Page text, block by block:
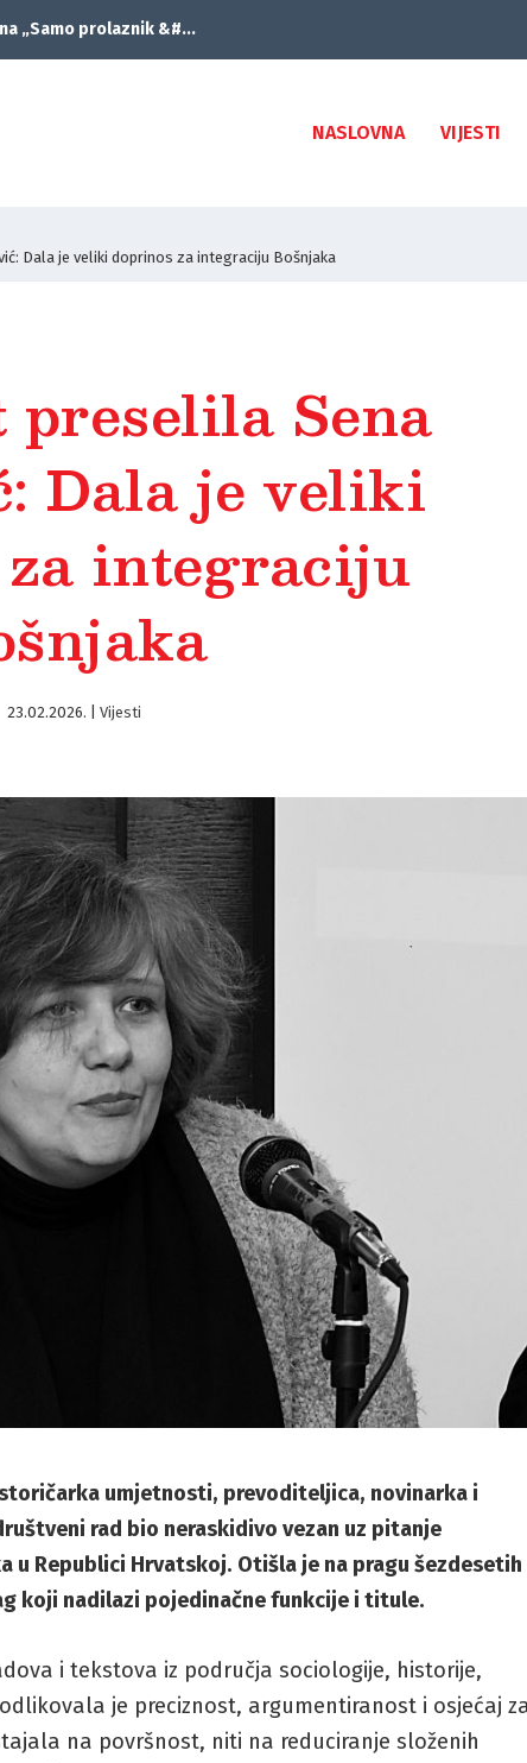
„Samo prolaznik &#...
NASLOVNA VIJESTI
Dala je veliki doprinos za integraciju Bošnjaka
Sena
Dala je veliki
integraciju
23.02.2026. |Vijesti
umjetnosti, prevoditeljica, novinarka i
rad bio neraskidivo vezan uz pitanje
Republici Hrvatskoj. Otišla je na pragu šezdesetih
koji nadilazi pojedinačne funkcije i titule.
i tekstova iz područja sociologije, historije,
je preciznost, argumentiranost i osjećaj
na površnost, niti na reduciranje složenih